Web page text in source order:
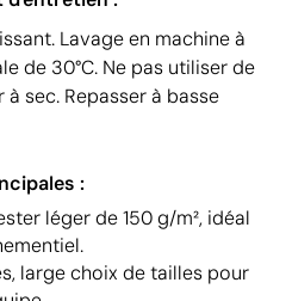
Lavage en machine à
de 30°C. Ne pas utiliser de
sec. Repasser à basse
:
léger de 150 g/m², idéal
large choix de tailles pour